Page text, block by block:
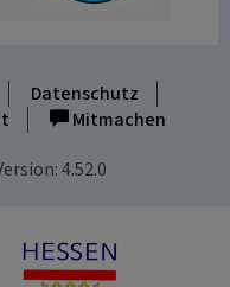
Datenschutz
Mitmachen
4.52.0